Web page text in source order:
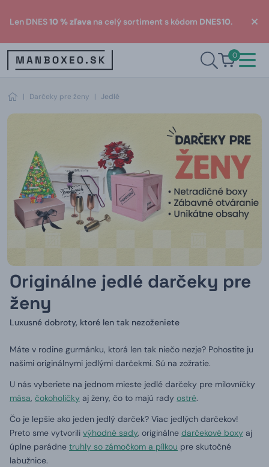
Len DNES10 % zľava na celý sortiment s kódom DNES10.
0
| Darčeky pre ženy | Jedlé
Originálne jedlé darčeky pre
ženy
Luxusné dobroty, ktoré len tak nezoženiete
Máte v rodine gurmánku, ktorá len tak niečo nezje? Pohostite ju
našimi originálnymi jedlými darčekmi. Sú na zožratie.
U nás vyberiete na jednom mieste jedlé darčeky pre milovníčky
mäsa, čokoholičky aj ženy, čo to majú rady ostré.
Čo je lepšie ako jeden jedlý darček? Viac jedlých darčekov!
Preto sme vytvorili výhodné sady, originálne darčekové boxy aj
úplne parádne truhly so zámočkom a pílkou pre skutočné
labužnice.